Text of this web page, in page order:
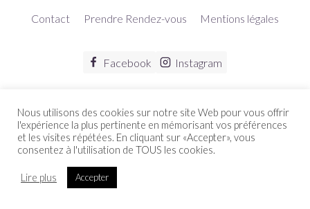
Contact Prendre Rendez-vous Mentions légales
Facebook Instagram
06 17 997 997
Villiers sur Marne
© 2026 Dy Créations COUTURE
Nous utilisons des cookies sur notre site Web pour vous offrir
l'expérience la plus pertinente en mémorisant vos préférences
et les visites répétées. En cliquant sur «Accepter», vous
consentez à l'utilisation de TOUS les cookies.
Lire plus Accepter